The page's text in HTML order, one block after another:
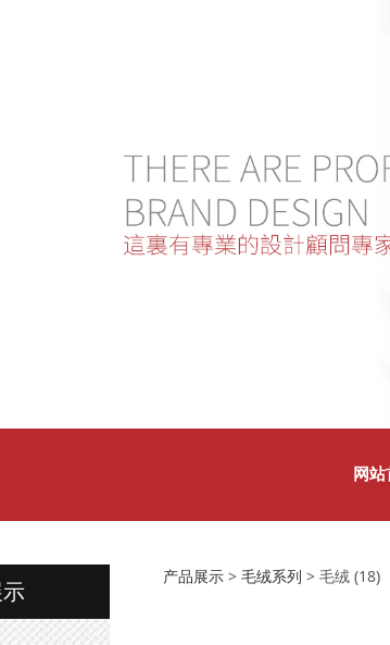
网
毛绒 (18)
产品展示 >毛绒系列 >毛绒 (18)